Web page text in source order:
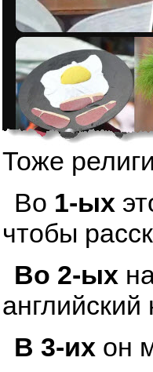
Тоже
Во 1-ых
чтобы
Во 2-ых
английский
В 3-их он